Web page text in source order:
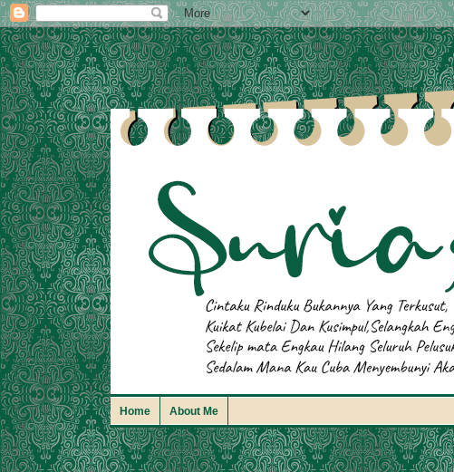
Home About Me